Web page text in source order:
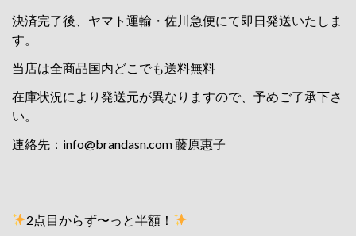
決済完了後、ヤマト運輸・佐川急便にて即日発送いたしま
す。
当店は全商品国内どこでも送料無料
在庫状況により発送元が異なりますので、予めご了承下さ
い。
連絡先： info@brandasn.com藤原惠子
2点目からず〜っと半額！